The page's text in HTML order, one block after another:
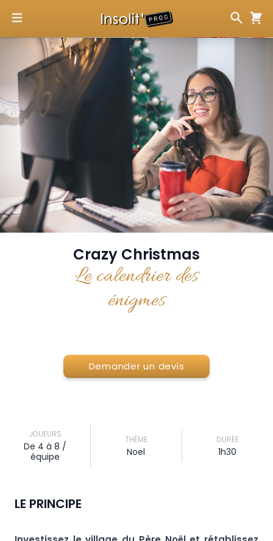
Crazy Christmas
Le calendrier des
énigmes
Demander un devis
JOUEURS
De 4 à 8 /
équipe
THÈME
Noel
DURÉE
1h30
LE PRINCIPE